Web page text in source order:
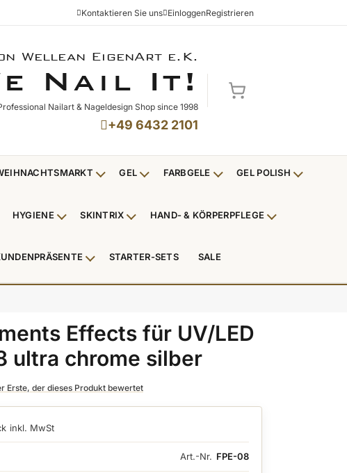
Kontaktieren Sie uns EinloggenRegistrieren
Wellean EigenArt e.K.
NAIL IT!
E N AIL I T !
Nailart & Nageldesign Shop since 1998
+49 6432 2101
Mein Warenkorb
Untermenü Weihnachtsmarkt anzeigen
GEL Untermenü Gel anzeigen
FARBGELE Untermenü Farbgele
GEL POLISH
Nagelfeilen, Werkzeuge, Tips & Zubehör anzeigen
HYGIENE Untermenü Hygiene anzeigen
SKINTRIX Untermenü Skintrix anzeigen
HAND- & KÖRPERPFLEGE Untermenü
Verpackungen & Verkaufshilfen anzeigen
Untermenü Kundenpräsente anzeigen
STARTER-SETS SALE
Effects für UV/LED
ultra chrome silber
Erste, der dieses Produkt bewertet
inkl. MwSt
Art.-Nr. FPE-08